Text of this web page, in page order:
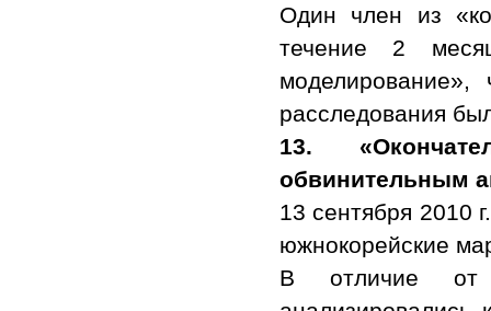
Один член из
течение 2
моделирование»,
расследования
13. «
обвинительным
13 сентября 2010
южнокорейские
В отличие от